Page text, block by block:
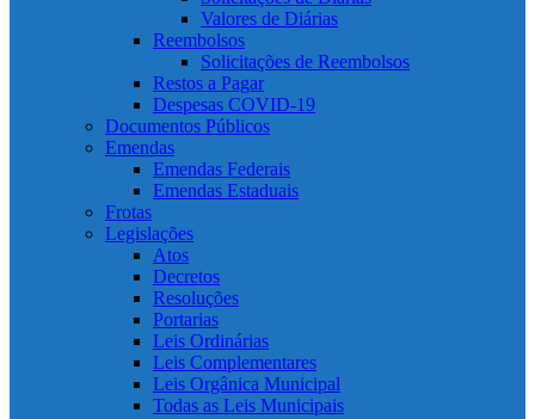
Valores de Diárias
Reembolsos
Solicitações de Reembolsos
Restos a Pagar
Despesas COVID-19
Documentos Públicos
Emendas
Emendas Federais
Emendas Estaduais
Frotas
Legislações
Atos
Decretos
Resoluções
Portarias
Leis Ordinárias
Leis Complementares
Leis Orgânica Municipal
Todas as Leis Municipais